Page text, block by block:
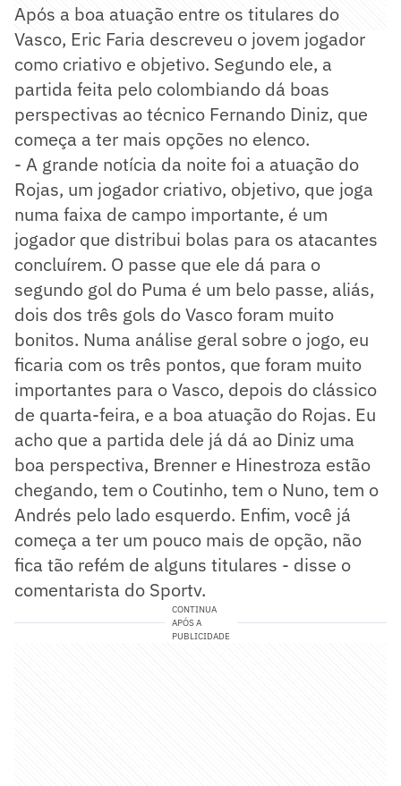
Após a boa atuação entre os titulares do
Vasco, Eric Faria descreveu o jovem jogador
como criativo e objetivo. Segundo ele, a
partida feita pelo colombiando dá boas
perspectivas ao técnico Fernando Diniz, que
começa a ter mais opções no elenco.
- A grande notícia da noite foi a atuação do
Rojas, um jogador criativo, objetivo, que joga
numa faixa de campo importante, é um
jogador que distribui bolas para os atacantes
concluírem. O passe que ele dá para o
segundo gol do Puma é um belo passe, aliás,
dois dos três gols do Vasco foram muito
bonitos. Numa análise geral sobre o jogo, eu
ficaria com os três pontos, que foram muito
importantes para o Vasco, depois do clássico
de quarta-feira, e a boa atuação do Rojas. Eu
acho que a partida dele já dá ao Diniz uma
boa perspectiva, Brenner e Hinestroza estão
chegando, tem o Coutinho, tem o Nuno, tem o
Andrés pelo lado esquerdo. Enfim, você já
começa a ter um pouco mais de opção, não
fica tão refém de alguns titulares - disse o
comentarista do Sportv.
CONTINUA
APÓS A
PUBLICIDADE